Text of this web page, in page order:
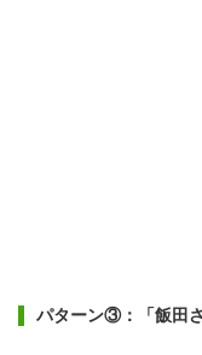
パターン③：「飯田